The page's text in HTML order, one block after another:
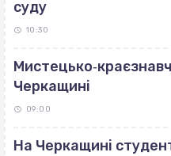
суду
10:30
Черкащині
09:00
На Черкащині